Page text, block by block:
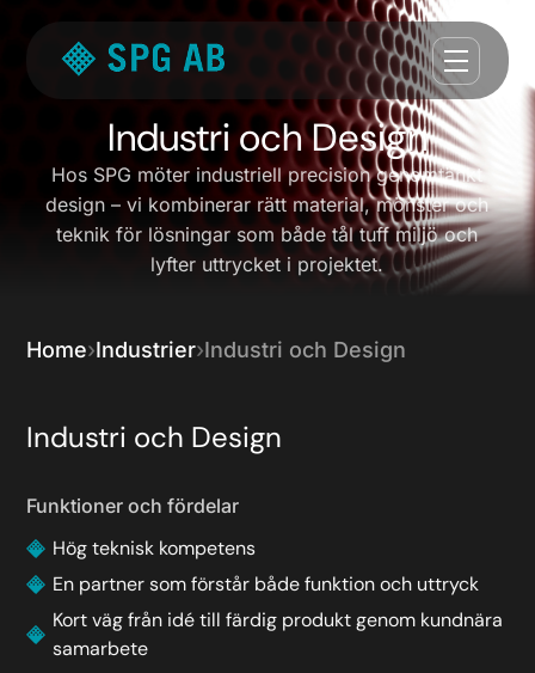
Industri och Design
Hos SPG möter industriell precision genomtänkt
design – vi kombinerar rätt material, mönster och
teknik för lösningar som både tål tuff miljö och
lyfter uttrycket i projektet.
Home Industrier Industri och Design
Industri och Design
Funktioner och fördelar
Hög teknisk kompetens
En partner som förstår både funktion och uttryck
Kort väg från idé till färdig produkt genom kundnära
samarbete